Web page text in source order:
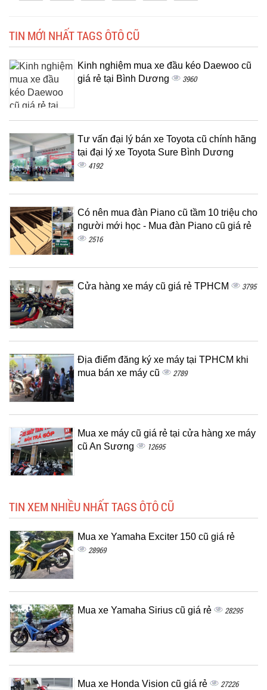
TIN MỚI NHẤT TAGS ÔTÔ CŨ
Kinh nghiệm mua xe đầu kéo Daewoo cũ
giá rẻ tại Bình Dương
3960
Tư vấn đại lý bán xe Toyota cũ chính hãng
tại đại lý xe Toyota Sure Bình Dương
4192
Có nên mua đàn Piano cũ tầm 10 triệu cho
người mới học - Mua đàn Piano cũ giá rẻ
2516
Cửa hàng xe máy cũ giá rẻ TPHCM 3795
Địa điểm đăng ký xe máy tại TPHCM khi
mua bán xe máy cũ
2789
Mua xe máy cũ giá rẻ tại cửa hàng xe máy
cũ An Sương
12695
TIN XEM NHIỀU NHẤT TAGS ÔTÔ CŨ
Mua xe Yamaha Exciter 150 cũ giá rẻ
28969
Mua xe Yamaha Sirius cũ giá rẻ 28295
Mua xe Honda Vision cũ giá rẻ 27226